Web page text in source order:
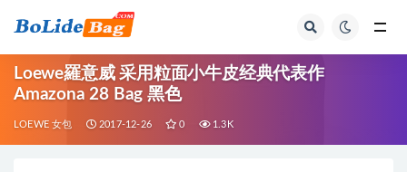
Loewe羅意威 采用粒面小牛皮经典代表作
Amazona 28 Bag 黑色
LOEWE 女包 2017-12-26 0 1.3K